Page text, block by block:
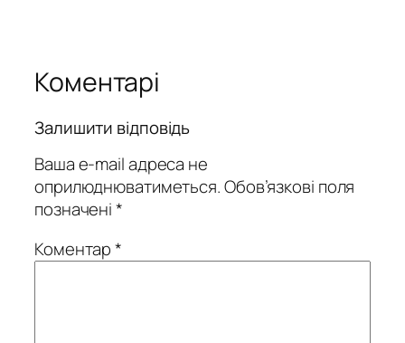
Коментарі
Залишити відповідь
Ваша e-mail адреса не
оприлюднюватиметься.Обов’язкові поля
позначені*
Коментар*